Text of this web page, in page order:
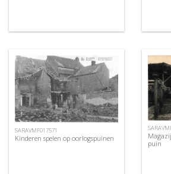
SARAVMF017571
Kinderen spelen op oorlogspuinen
puin